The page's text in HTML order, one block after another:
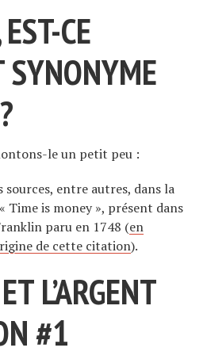
CE
le un petit peu :
sources, entre autres, dans la
Time is money », présent dans
paru en 1748 (en
de cette citation).
L’ARGENT
#1